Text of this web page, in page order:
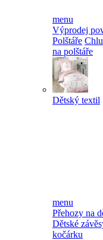
menu
Výprodej
Polštáře
na polštáře
Dětský textil
menu
Přehozy na
Dětské
kočárku